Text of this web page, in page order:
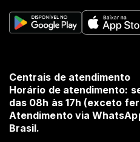
Centrais de atendimento
Horário de atendimento:
das 08h às 17h (exceto
Atendimento via
Brasil.